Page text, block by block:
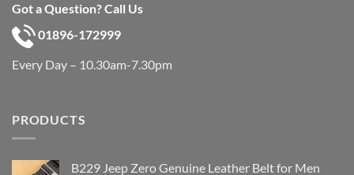
Got a Question? Call Us
01896-172999
Every Day – 10.30am-7.30pm
PRODUCTS
B229 Jeep Zero Genuine Leather Belt for Men